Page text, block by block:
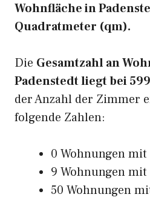
Wohnfläche in
Quadratmeter (qm).
Die Gesamtzahl an
Padenstedt liegt bei 599
der Anzahl der Zimmer
folgende Zahlen:
0 Wohnungen
9 Wohnungen
50 Wohnungen